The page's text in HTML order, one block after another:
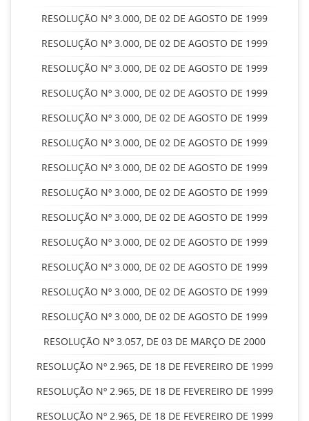
RESOLUÇÃO Nº 3.000, DE 02 DE AGOSTO DE 1999
RESOLUÇÃO Nº 3.000, DE 02 DE AGOSTO DE 1999
RESOLUÇÃO Nº 3.000, DE 02 DE AGOSTO DE 1999
RESOLUÇÃO Nº 3.000, DE 02 DE AGOSTO DE 1999
RESOLUÇÃO Nº 3.000, DE 02 DE AGOSTO DE 1999
RESOLUÇÃO Nº 3.000, DE 02 DE AGOSTO DE 1999
RESOLUÇÃO Nº 3.000, DE 02 DE AGOSTO DE 1999
RESOLUÇÃO Nº 3.000, DE 02 DE AGOSTO DE 1999
RESOLUÇÃO Nº 3.000, DE 02 DE AGOSTO DE 1999
RESOLUÇÃO Nº 3.000, DE 02 DE AGOSTO DE 1999
RESOLUÇÃO Nº 3.000, DE 02 DE AGOSTO DE 1999
RESOLUÇÃO Nº 3.000, DE 02 DE AGOSTO DE 1999
RESOLUÇÃO Nº 3.000, DE 02 DE AGOSTO DE 1999
RESOLUÇÃO Nº 3.057, DE 03 DE MARÇO DE 2000
RESOLUÇÃO Nº 2.965, DE 18 DE FEVEREIRO DE 1999
RESOLUÇÃO Nº 2.965, DE 18 DE FEVEREIRO DE 1999
RESOLUÇÃO Nº 2.965, DE 18 DE FEVEREIRO DE 1999